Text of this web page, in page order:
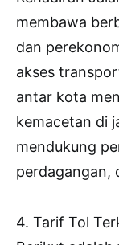
membawa
dan
akses
antar kota
kemacetan di
mendukung
perdagangan,
4. Tarif Tol